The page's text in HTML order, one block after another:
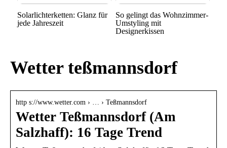
Solarlichterketten: Glanz für
jede Jahreszeit
So gelingt das Wohnzimmer-
Umstyling mit
Designerkissen
Wetter teßmannsdorf
http s://www.wetter.com › … › Teßmannsdorf
Wetter Teßmannsdorf (Am
Salzhaff): 16 Tage Trend